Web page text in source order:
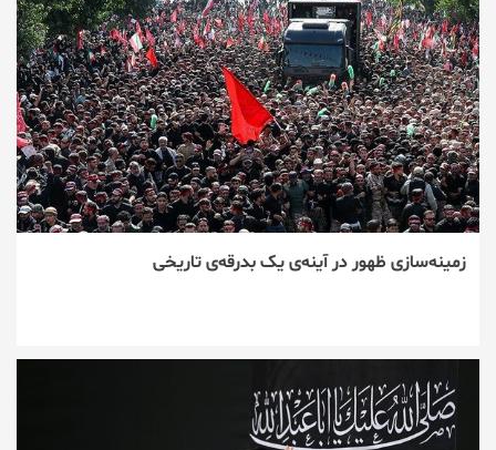
زمینه‌سازی ظهور در آینه‌ی یک بدرقه‌ی تاریخی